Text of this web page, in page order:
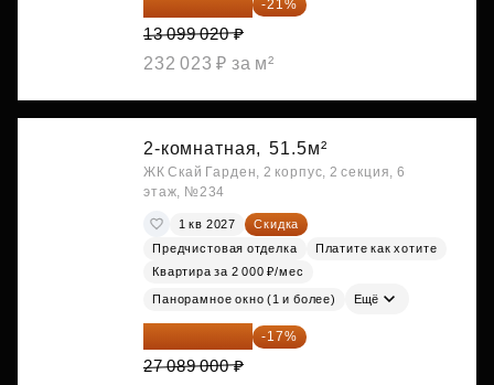
10 348 226 ₽ -21%
13 099 020 ₽
232 023 ₽ за м²
2-комнатная, 51.5м²
ЖК Скай Гарден, 2 корпус, 2 секция, 6
этаж, №234
1 кв 2027
Скидка
Предчистовая отделка
Платите как хотите
Квартира за 2 000 ₽/мес
Панорамное окно (1 и более) Ещё
22 483 870 ₽ -17%
27 089 000 ₽